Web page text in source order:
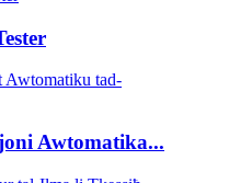
Awtomatika...